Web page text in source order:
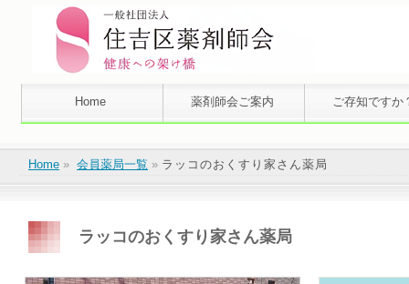
Home 薬剤師会ご案内 ご存知ですか
Home » 会員薬局一覧 » ラッコのおくすり家さん薬局
ラッコのおくすり家さん薬局